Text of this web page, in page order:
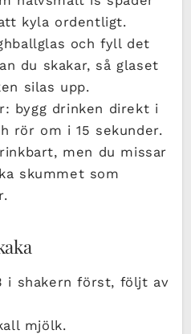
kyla ordentligt.
och fyll det
du skakar, så glaset
silas upp.
bygg drinken direkt i
rör om i 15 sekunder.
men du missar
skummet som
i shakern först, följt av
mjölk.